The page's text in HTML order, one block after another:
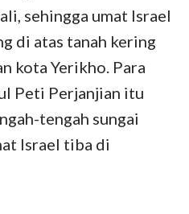
sehingga umat Israel
di atas tanah kering
kota Yerikho. Para
Peti Perjanjian itu
tengah sungai
Israel tiba di